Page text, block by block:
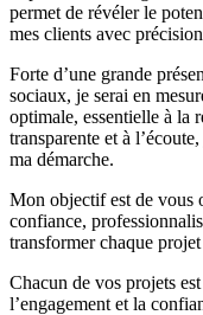
permet de révéler le
mes clients avec
Forte d’une grande
sociaux, je serai en
optimale, essentielle à la
transparente et à
ma démarche.
Mon objectif est de vous
confiance,
transformer chaque
Chacun de vos projets
l’engagement et la